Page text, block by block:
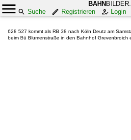
BAHN
Suche
Registrieren Login
628 527 kommt als RB 38 nach Köln Deutz am
beim Bü Blumenstraße in den Bahnhof Grevenbroich